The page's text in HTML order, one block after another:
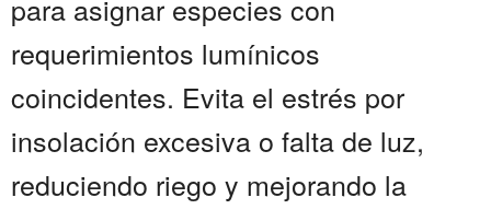
para asignar especies con
requerimientos lumínicos
coincidentes. Evita el estrés por
insolación excesiva o falta de luz,
reduciendo riego y mejorando la